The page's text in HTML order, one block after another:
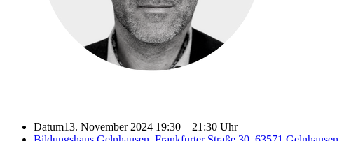
Datum13. November 2024 19:30 – 21:30 Uhr